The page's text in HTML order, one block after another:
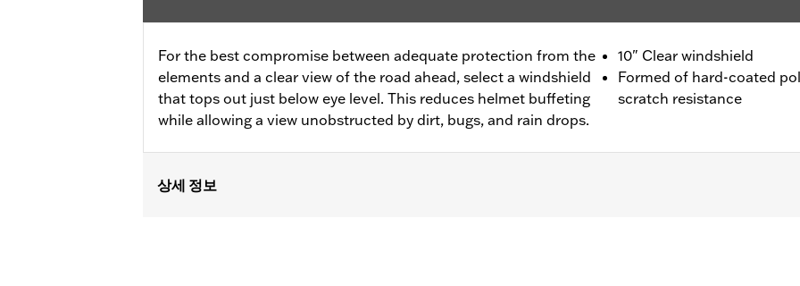
For the best compromise between adequate protection from the
elements and a clear view of the road ahead, select a windshield
that tops out just below eye level. This reduces helmet buffeting
while allowing a view unobstructed by dirt, bugs, and rain drops.
10" Clear windshield
Formed of hard-coated
scratch resistance
상세 정보